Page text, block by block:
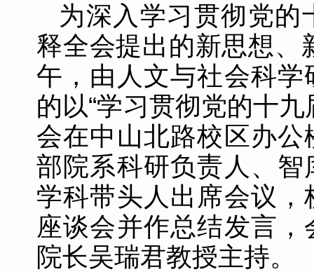
为深入学习贯彻党的
释全会提出的新思想、
午，由人文与社会科
的以“学习贯彻党的十
会在中山北路校区办
部院系科研负责人、
学科带头人出席会议
座谈会并作总结发言
院长吴瑞君教授主持。